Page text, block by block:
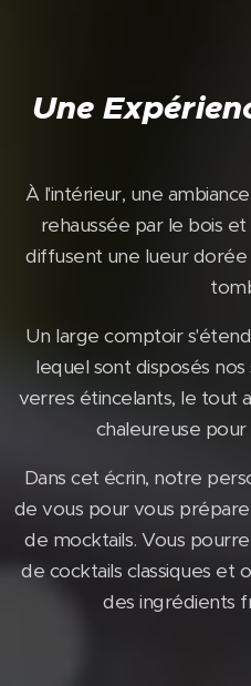
Une
À l'intérieur, une
rehaussée par le bois
diffusent une lueur dorée
Un large comptoir
lequel sont disposés
verres étincelants, le tout
chaleureuse
Dans cet écrin, notre
de vous pour vous
de mocktails. Vous
de cocktails classiques et
des ingrédients